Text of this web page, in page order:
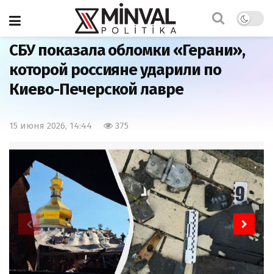
Главная
СБУ показала обломки «Герани»,
которой россияне ударили по
Киево-Печерской лавре
15 июня 2026, 14:44 375